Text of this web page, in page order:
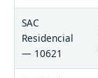
SAC
Residencial
— 10621